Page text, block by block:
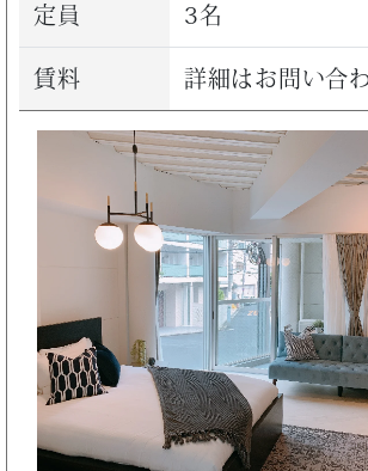
定員 3名
賃料 詳細はお問い合